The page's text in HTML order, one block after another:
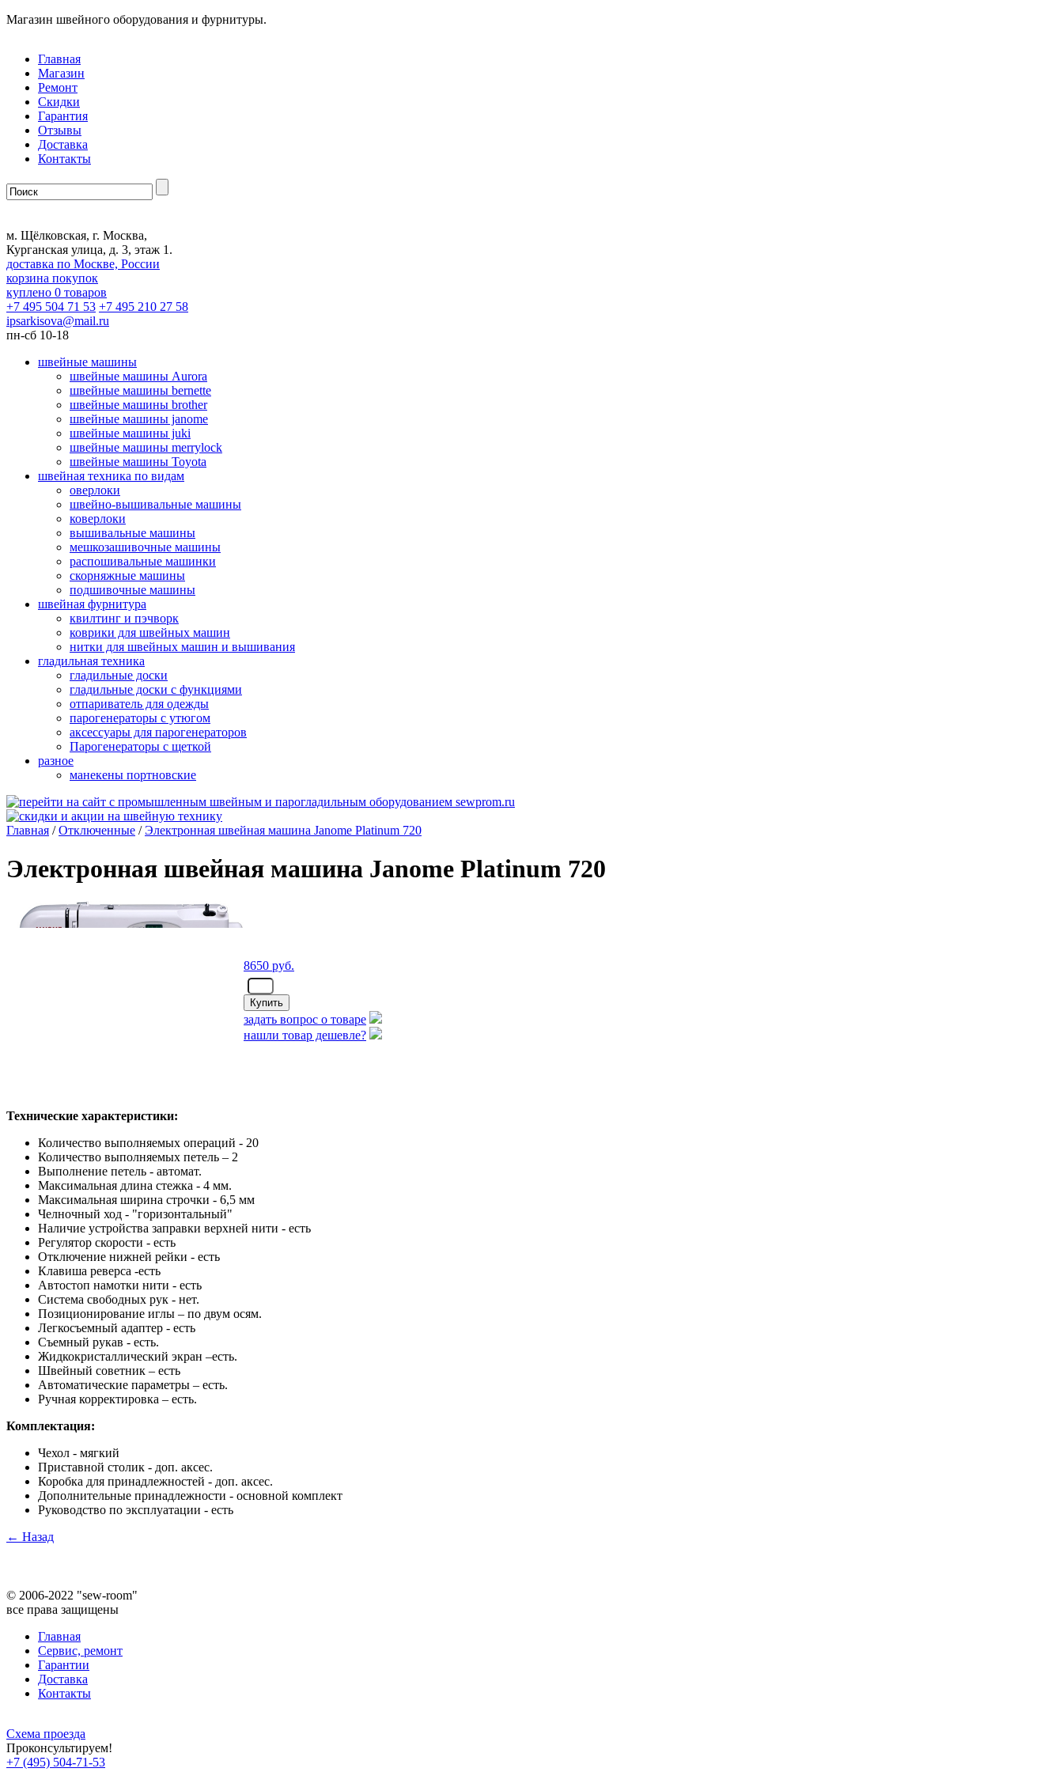
Магазин швейного оборудования и фурнитуры.
Главная
Магазин
Ремонт
Скидки
Гарантия
Отзывы
Доставка
Контакты
м. Щёлковская, г. Москва,
Курганская улица, д. 3, этаж 1.
доставка по Москве, России
корзина покупок
куплено 0 товаров
+7 495 504 71 53 +7 495 210 27 58
ipsarkisova@mail.ru
пн-сб 10-18
швейные машины
швейные машины Aurora
швейные машины bernette
швейные машины brother
швейные машины janome
швейные машины juki
швейные машины merrylock
швейные машины Toyota
швейная техника по видам
оверлоки
швейно-вышивальные машины
коверлоки
вышивальные машины
мешкозашивочные машины
распошивальные машинки
скорняжные машины
подшивочные машины
швейная фурнитура
квилтинг и пэчворк
коврики для швейных машин
нитки для швейных машин и вышивания
гладильная техника
гладильные доски
гладильные доски с функциями
отпариватель для одежды
парогенераторы с утюгом
аксессуары для парогенераторов
Парогенераторы с щеткой
разное
манекены портновские
Главная /Отключенные /Электронная швейная машина Janome Platinum 720
Электронная швейная машина Janome Platinum 720
8650 руб.
задать вопрос о товаре
нашли товар дешевле?
Технические характеристики:
Количество выполняемых операций - 20
Количество выполняемых петель – 2
Выполнение петель - автомат.
Максимальная длина стежка - 4 мм.
Максимальная ширина строчки - 6,5 мм
Челночный ход - "горизонтальный"
Наличие устройства заправки верхней нити - есть
Регулятор скорости - есть
Отключение нижней рейки - есть
Клавиша реверса -есть
Автостоп намотки нити - есть
Система свободных рук - нет.
Позиционирование иглы – по двум осям.
Легкосъемный адаптер - есть
Съемный рукав - есть.
Жидкокристаллический экран –есть.
Швейный советник – есть
Автоматические параметры – есть.
Ручная корректировка – есть.
Комплектация:
Чехол - мягкий
Приставной столик - доп. аксес.
Коробка для принадлежностей - доп. аксес.
Дополнительные принадлежности - основной комплект
Руководство по эксплуатации - есть
← Назад
© 2006-2022 "sew-room"
все права защищены
Главная
Сервис, ремонт
Гарантии
Доставка
Контакты
Схема проезда
Проконсультируем!
+7 (495) 504-71-53